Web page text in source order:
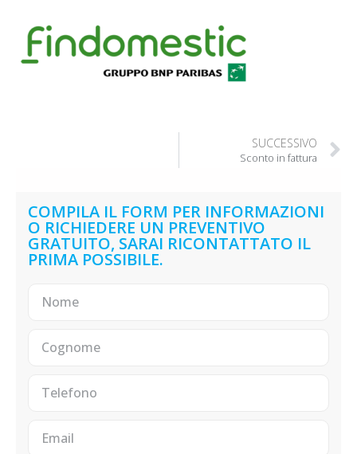
SUCCESSIVO
Sconto in fattura
COMPILA IL FORM PER INFORMAZIONI
O RICHIEDERE UN PREVENTIVO
GRATUITO, SARAI RICONTATTATO IL
PRIMA POSSIBILE.